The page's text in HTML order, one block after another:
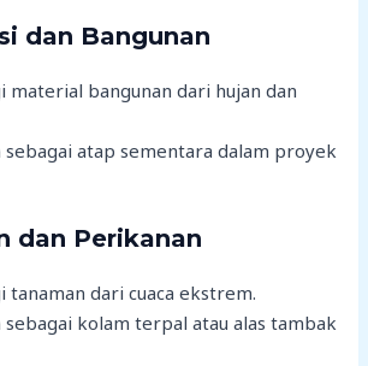
dan Bangunan
material bangunan dari hujan dan
sebagai atap sementara dalam proyek
dan Perikanan
tanaman dari cuaca ekstrem.
sebagai kolam terpal atau alas tambak